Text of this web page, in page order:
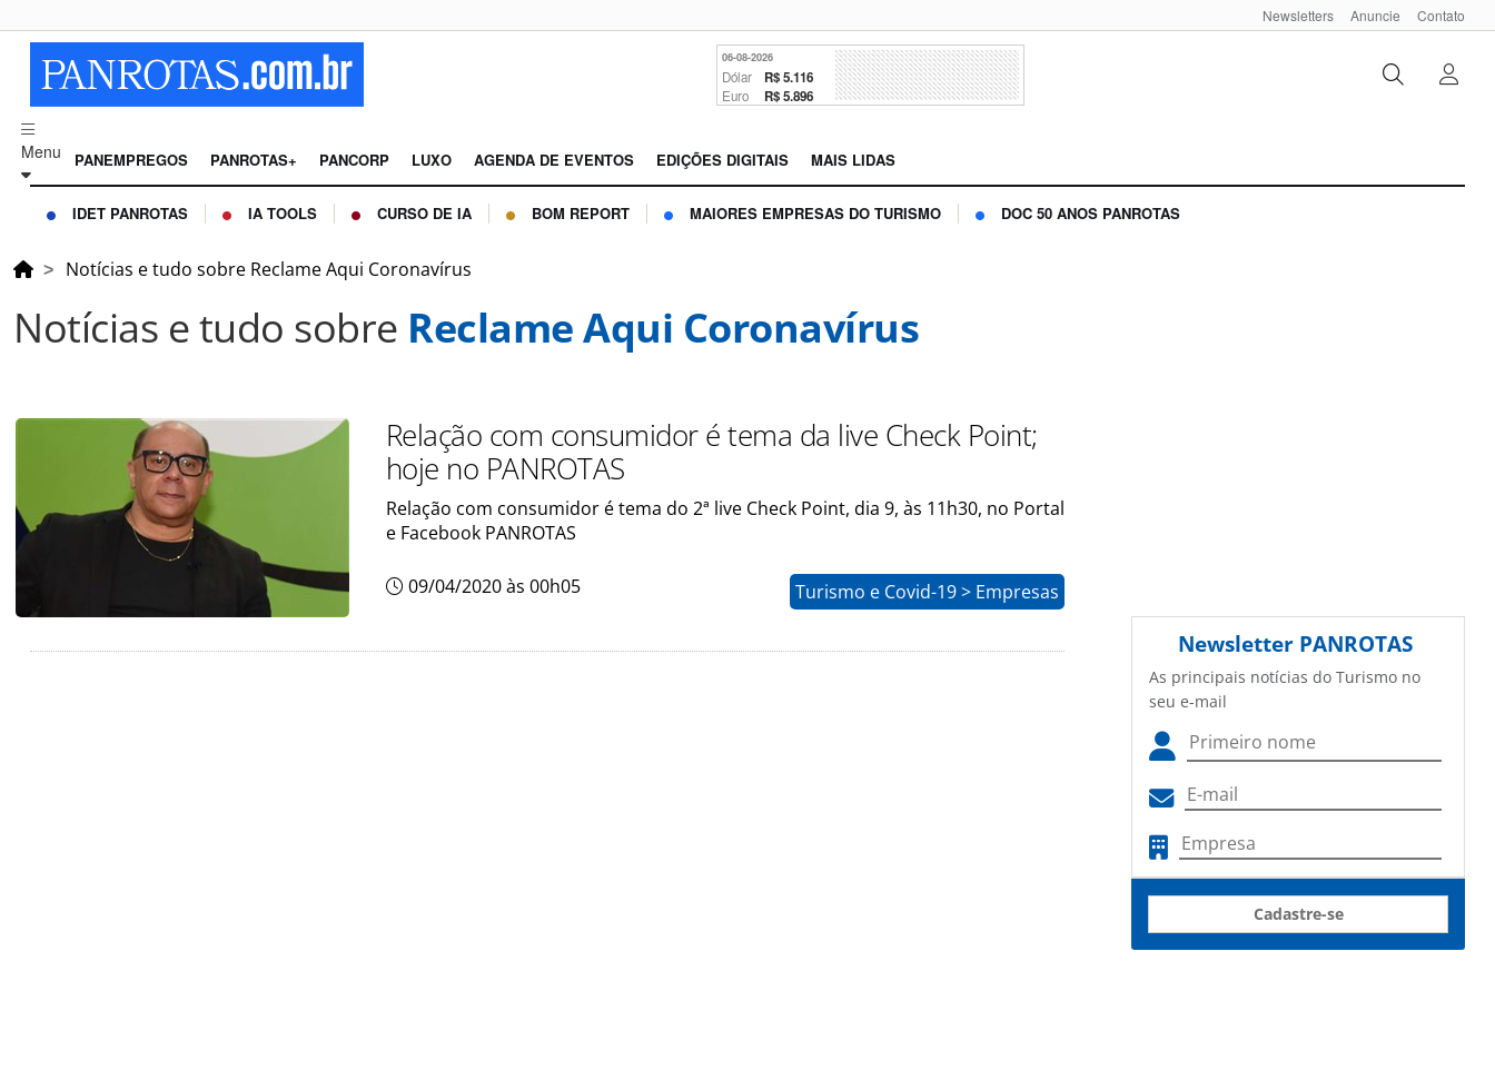
Newsletters Anuncie Contato
06-08-2026
Dólar R$ 5.116
Euro R$ 5.896
Menu PANEMPREGOS PANROTAS+ PANCORP LUXO AGENDA DE EVENTOS EDIÇÕES DIGITAIS MAIS LIDAS
IDET PANROTAS IA TOOLS CURSO DE IA BOM REPORT MAIORES EMPRESAS DO TURISMO DOC 50 ANOS PANROTAS
Notícias e tudo sobre Reclame Aqui Coronavírus
Notícias e tudo sobre Reclame Aqui Coronavírus
Relação com consumidor é tema da live Check Point;
hoje no PANROTAS
Relação com consumidor é tema do 2ª live Check Point, dia 9, às 11h30, no Portal
e Facebook PANROTAS
09/04/2020 às 00h05 Turismo e Covid-19 > Empresas
Newsletter PANROTAS
As principais notícias do Turismo no
seu e-mail
Cadastre-se